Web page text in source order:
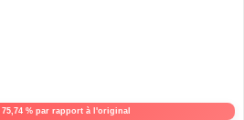
75,74 % par rapport à l'original